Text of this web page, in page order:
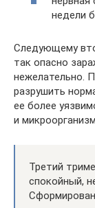
недели
Следующему
так опасно
нежелательно.
разрушить
ее более
и
Третий
спокойный,